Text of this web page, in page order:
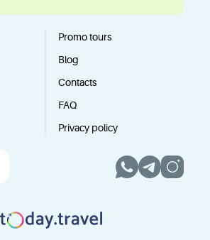
Promo tours
Blog
Contacts
FAQ
Privacy policy